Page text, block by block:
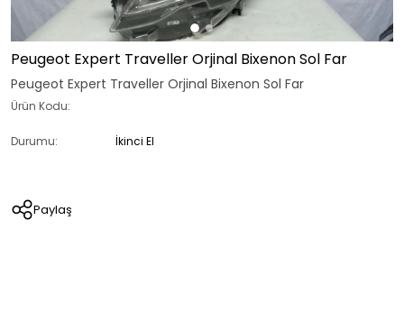
Peugeot Expert Traveller Orjinal Bixenon Sol Far
Peugeot Expert Traveller Orjinal Bixenon Sol Far
Ürün Kodu:
Durumu: İkinci El
Paylaş